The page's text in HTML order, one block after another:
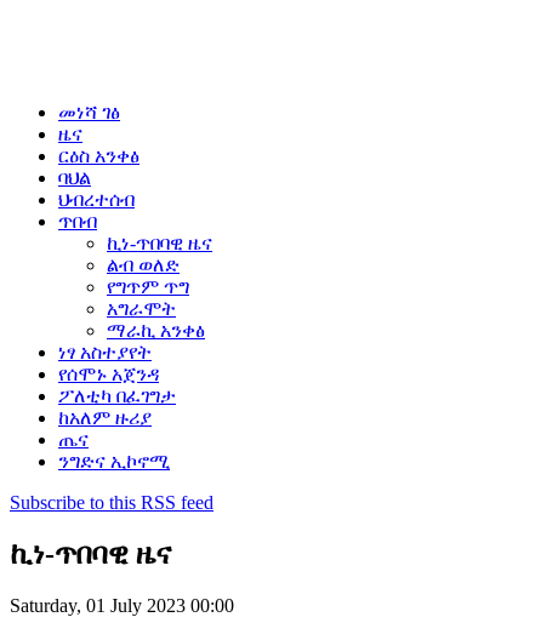
መነሻ ገፅ
ዜና
ርዕስ አንቀፅ
ባህል
ህብረተሰብ
ጥበብ
ኪነ-ጥበባዊ ዜና
ልብ ወለድ
የግጥም ጥግ
አግራሞት
ማራኪ አንቀፅ
ነፃ አስተያየት
የሰሞኑ አጀንዳ
ፖለቲካ በፈገግታ
ከአለም ዙሪያ
ጤና
ንግድና ኢኮኖሚ
Subscribe to this RSS feed
ኪነ-ጥበባዊ ዜና
Saturday, 01 July 2023 00:00